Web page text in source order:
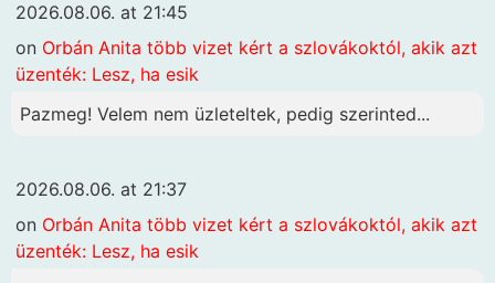
2026.08.06. at 21:45
on Orbán Anita több vizet kért a szlovákoktól, akik azt
üzenték: Lesz, ha esik
Pazmeg! Velem nem üzleteltek, pedig szerinted...
2026.08.06. at 21:37
on Orbán Anita több vizet kért a szlovákoktól, akik azt
üzenték: Lesz, ha esik